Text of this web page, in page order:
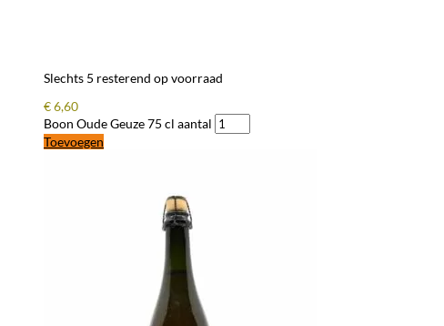
Slechts 5 resterend op voorraad
€6,60
Boon Oude Geuze 75 cl aantal
Toevoegen